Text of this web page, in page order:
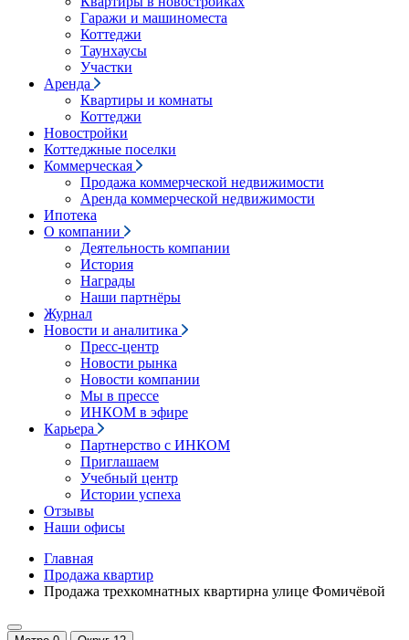
Гаражи и машиноместа
Коттеджи
Таунхаусы
Участки
Аренда
Квартиры и комнаты
Коттеджи
Новостройки
Коттеджные поселки
Коммерческая
Продажа коммерческой недвижимости
Аренда коммерческой недвижимости
Ипотека
О компании
Деятельность компании
История
Награды
Наши партнёры
Журнал
Новости и аналитика
Пресс-центр
Новости рынка
Новости компании
Мы в прессе
ИНКОМ в эфире
Карьера
Партнерство с ИНКОМ
Приглашаем
Учебный центр
Истории успеха
Отзывы
Наши офисы
Главная
Продажа квартир
Продажа трехкомнатных квартирна улице Фомичёвой